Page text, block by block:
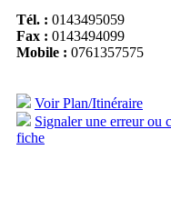
Tél. : 0143495059
Fax : 0143494099
Mobile : 0761357575
Voir Plan/Itinéraire
Signaler une erreur ou
fiche